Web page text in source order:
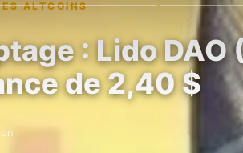
ALTCOINS
: Lido
de 2,40 $